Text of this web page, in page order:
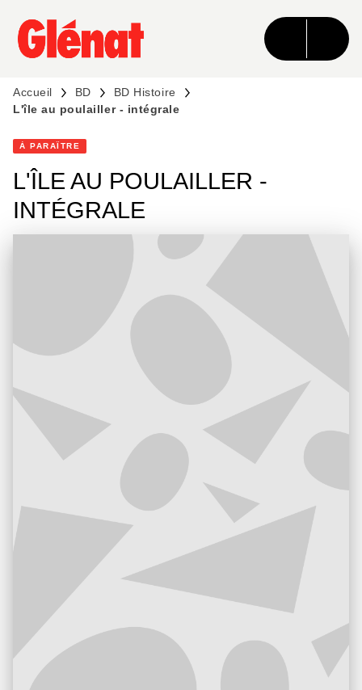
MENU RECHERCHE CONTENU
PIED DE PAGE
Accueil BD
BD Histoire
L'île au poulailler - intégrale
À PARAÎTRE
L'ÎLE AU POULAILLER -
INTÉGRALE